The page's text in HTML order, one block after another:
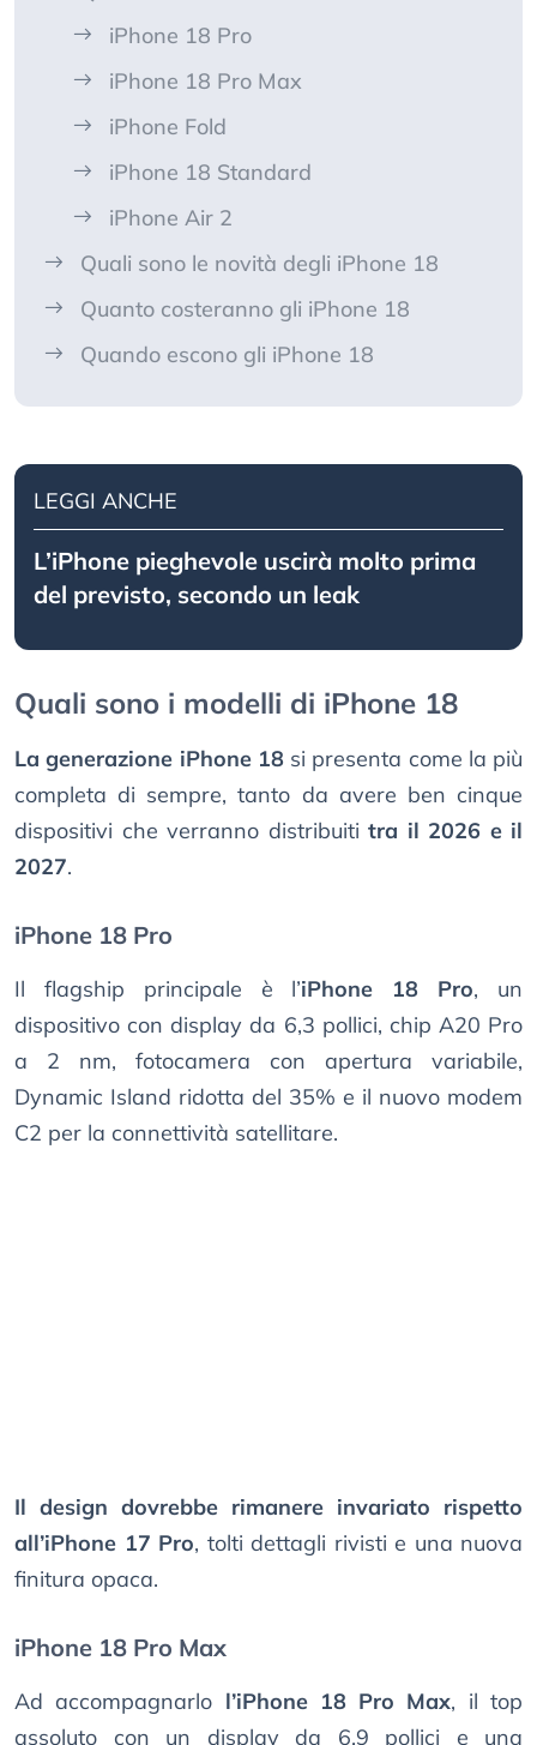
iPhone 18 Pro
iPhone 18 Pro Max
iPhone Fold
iPhone 18 Standard
iPhone Air 2
Quali sono le novità degli iPhone 18
Quanto costeranno gli iPhone 18
Quando escono gli iPhone 18
LEGGI ANCHE
L’iPhone pieghevole uscirà molto prima
del previsto, secondo un leak
Quali sono i modelli di iPhone 18
La generazione iPhone 18si presenta come la più
completa di sempre, tanto da avere ben cinque
dispositivi che verranno distribuiti tra il 2026 e il
2027.
iPhone 18 Pro
Il flagship principale è l’iPhone 18 Pro, un
dispositivo con display da 6,3 pollici, chip A20 Pro
a 2 nm, fotocamera con apertura variabile,
Dynamic Island ridotta del 35% e il nuovo modem
C2 per la connettività satellitare.
Il design dovrebbe rimanere invariato rispetto
all’iPhone 17 Pro, tolti dettagli rivisti e una nuova
finitura opaca.
iPhone 18 Pro Max
Ad accompagnarlo l’iPhone 18 Pro Max, il top
assoluto con un display da 6,9 pollici e una